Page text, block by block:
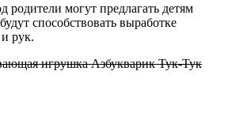
родители могут предлагать детям
способствовать выработке
рук.
игрушка Азбукварик Тук-Тук